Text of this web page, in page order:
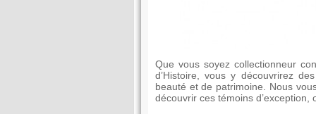
Que vous soyez collectionneur
d’Histoire, vous y découvrirez
beauté et de patrimoine. Nous
découvrir ces témoins